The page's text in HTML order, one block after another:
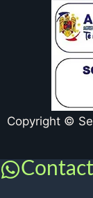
Copyright ©
Contact